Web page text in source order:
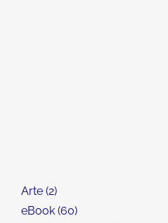
Arte 2
eBook 60